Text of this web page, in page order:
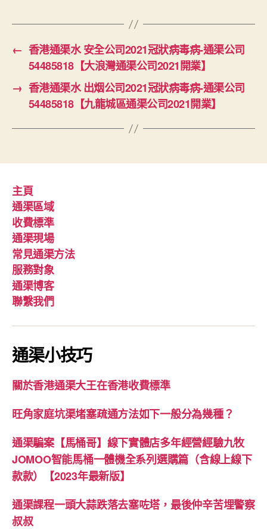
← 香港通渠水 安全公司2021冠狀病毒病-通渠公司
54485818【大浪灣通渠公司2021開業】
→ 香港通渠水 出烟公司2021冠狀病毒病-通渠公司
54485818【九龍城區通渠公司2021開業】
主頁
通渠區域
收費標準
通渠現場
常見通渠方法
服務對象
通渠博客
聯繫我們
通渠小技巧
關於香港通渠大王在香港收費標準
旺角家庭坑渠堵塞疏通方法如下一般分為幾種？
通渠騙案【馬桶哥】線下實體店多年經營經驗九牧
JOMOO智能馬桶一體機全系列選購篇（含線上線下
款款）【2023年最新版】
通渠課程一頭大蒜跌落去塞咗塔，最後仲辛苦埋警察
叔叔